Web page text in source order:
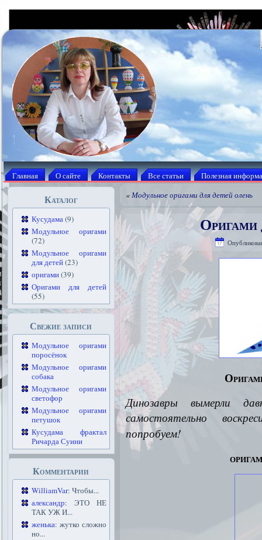
Главная О сайте Контакты Все статьи Полезная
Каталог
Кусудама(9)
Модульное оригами
(72)
Модульное оригами
для детей(23)
оригами(39)
Оригами для детей
(55)
Свежие записи
Модульное оригами
поросёнок
Модульное оригами
собака
Модульное оригами
светофор
Модульное оригами
петушок
Кусудама фрактал
Ричарда Суини
Комментарии
WilliamVar: Чтобы...
александр: ЭТО НЕ
ТАК УЖ И...
женька: жутко сложно
но...
«Модульное оригами для детей олень
Оригами
Динозавры вымерли
самостоятельно
попробуем!